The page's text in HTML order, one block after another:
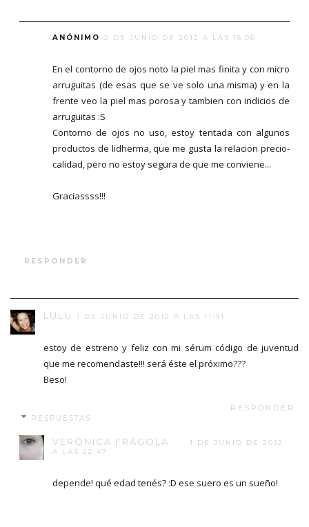
ANÓNIMO 2 DE JUNIO DE 2012 A LAS 15:06
En el contorno de ojos noto la piel mas finita y con micro
arruguitas (de esas que se ve solo una misma) y en la
frente veo la piel mas porosa y tambien con indicios de
arruguitas :S
Contorno de ojos no uso, estoy tentada con algunos
productos de lidherma, que me gusta la relacion precio-
calidad, pero no estoy segura de que me conviene...
Graciassss!!!
RESPONDER
LULU 1 DE JUNIO DE 2012 A LAS 11:41
estoy de estreno y feliz con mi sérum código de juventud
que me recomendaste!!! será éste el próximo???
Beso!
RESPONDER
RESPUESTAS
VERÓNICA FRÁGOLA
1 DE JUNIO DE 2012
A LAS 22:47
depende! qué edad tenés? :D ese suero es un sueño!